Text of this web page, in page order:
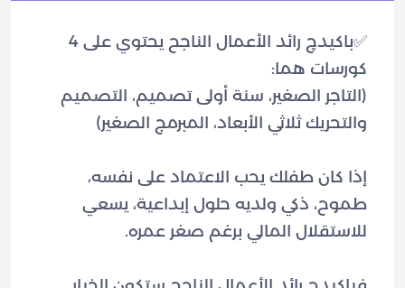
✅باكيدچ رائد الأعمال الناجح يحتوي على 4
(التاجر الصغير، سنة أولى تصميم، التصميم
إذا كان طفلك يحب الاعتماد على نفسه،
طموح، ذكي ولديه حلول إبداعية، يسعي